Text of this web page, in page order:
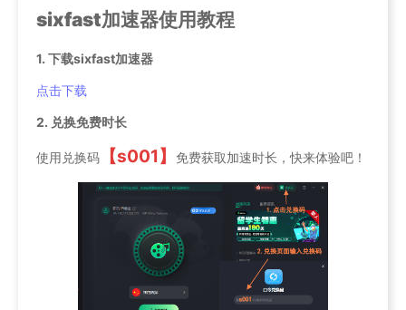
sixfast加速器使用教程
1. 下载sixfast加速器
点击下载
2. 兑换免费时长
使用兑换码 【s001】 免费获取加速时长，快来体验吧！